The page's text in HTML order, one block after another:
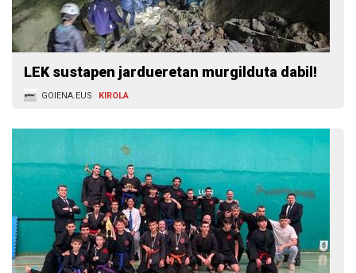
LEK sustapen jardueretan murgilduta dabil!
GOIENA.EUS KIROLA